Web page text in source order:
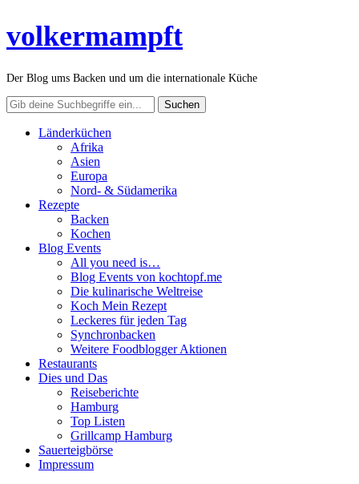
volkermampft
Der Blog ums Backen und um die internationale Küche
Länderküchen
Afrika
Asien
Europa
Nord- & Südamerika
Rezepte
Backen
Kochen
Blog Events
All you need is…
Blog Events von kochtopf.me
Die kulinarische Weltreise
Koch Mein Rezept
Leckeres für jeden Tag
Synchronbacken
Weitere Foodblogger Aktionen
Restaurants
Dies und Das
Reiseberichte
Hamburg
Top Listen
Grillcamp Hamburg
Sauerteigbörse
Impressum